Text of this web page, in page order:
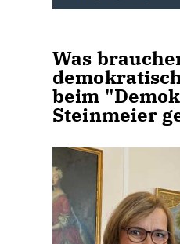
Was
beim
Steinmeier